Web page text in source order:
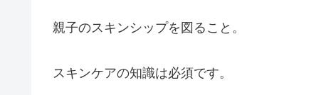
親子のスキンシップを図ること。
スキンケアの知識は必須です。